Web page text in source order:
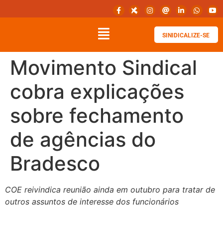
SINIDICALIZE-SE
Movimento Sindical
cobra explicações
sobre fechamento
de agências do
Bradesco
COE reivindica reunião ainda em outubro para tratar de
outros assuntos de interesse dos funcionários